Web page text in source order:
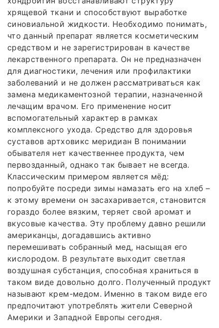
хрящевой ткани и способствуют выработке
синовиальной жидкости. Необходимо понимать,
что данный препарат является косметическим
средством и не зарегистрирован в качестве
лекарственного препарата. Он не предназначен
для диагностики, лечения или профилактики
заболеваний и не должен рассматриваться как
замена медикаментозной терапии, назначенной
лечащим врачом. Его применение носит
вспомогательный характер в рамках
комплексного ухода. Средство для здоровья
суставов артховикс меридиан В понимании
обывателя нет качественнее продукта, чем
первозданный, однако так бывает не всегда.
Классическим примером является мёд:
попробуйте посреди зимы намазать его на хлеб –
к этому времени он засахаривается, становится
гораздо более вязким, теряет свой аромат и
вкусовые качества. Эту проблему давно решили
американцы, догадавшись активно
перемешивать собранный мед, насыщая его
кислородом. В результате выходит светлая
воздушная субстанция, способная храниться в
таком виде довольно долго. Полученный продукт
называют крем-медом. Именно в таком виде его
предпочитают употреблять жители Северной
Америки и Западной Европы сегодня.